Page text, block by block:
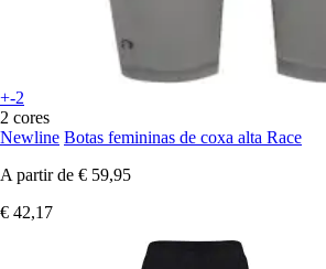
+-2
2 cores
Newline Botas femininas de coxa alta Race
A partir de € 59,95
€ 42,17